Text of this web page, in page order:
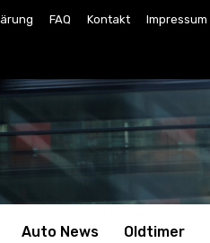
FAQ Kontakt Impressum
Auto News Oldtimer